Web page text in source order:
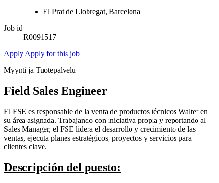
El Prat de Llobregat, Barcelona
Job id
R0091517
Apply Apply for this job
Myynti ja Tuotepalvelu
Field Sales Engineer
El FSE es responsable de la venta de productos técnicos Walter en
su área asignada. Trabajando con iniciativa propia y reportando al
Sales Manager, el FSE lidera el desarrollo y crecimiento de las
ventas, ejecuta planes estratégicos, proyectos y servicios para
clientes clave.
Descripción del puesto: